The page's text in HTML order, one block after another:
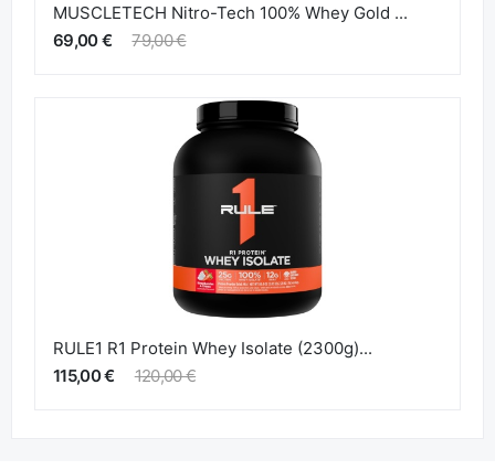
MUSCLETECH Nitro-Tech 100% Whey Gold ...
69,00 €
79,00 €
RULE1 R1 Protein Whey Isolate (2300g)...
115,00 €
120,00 €